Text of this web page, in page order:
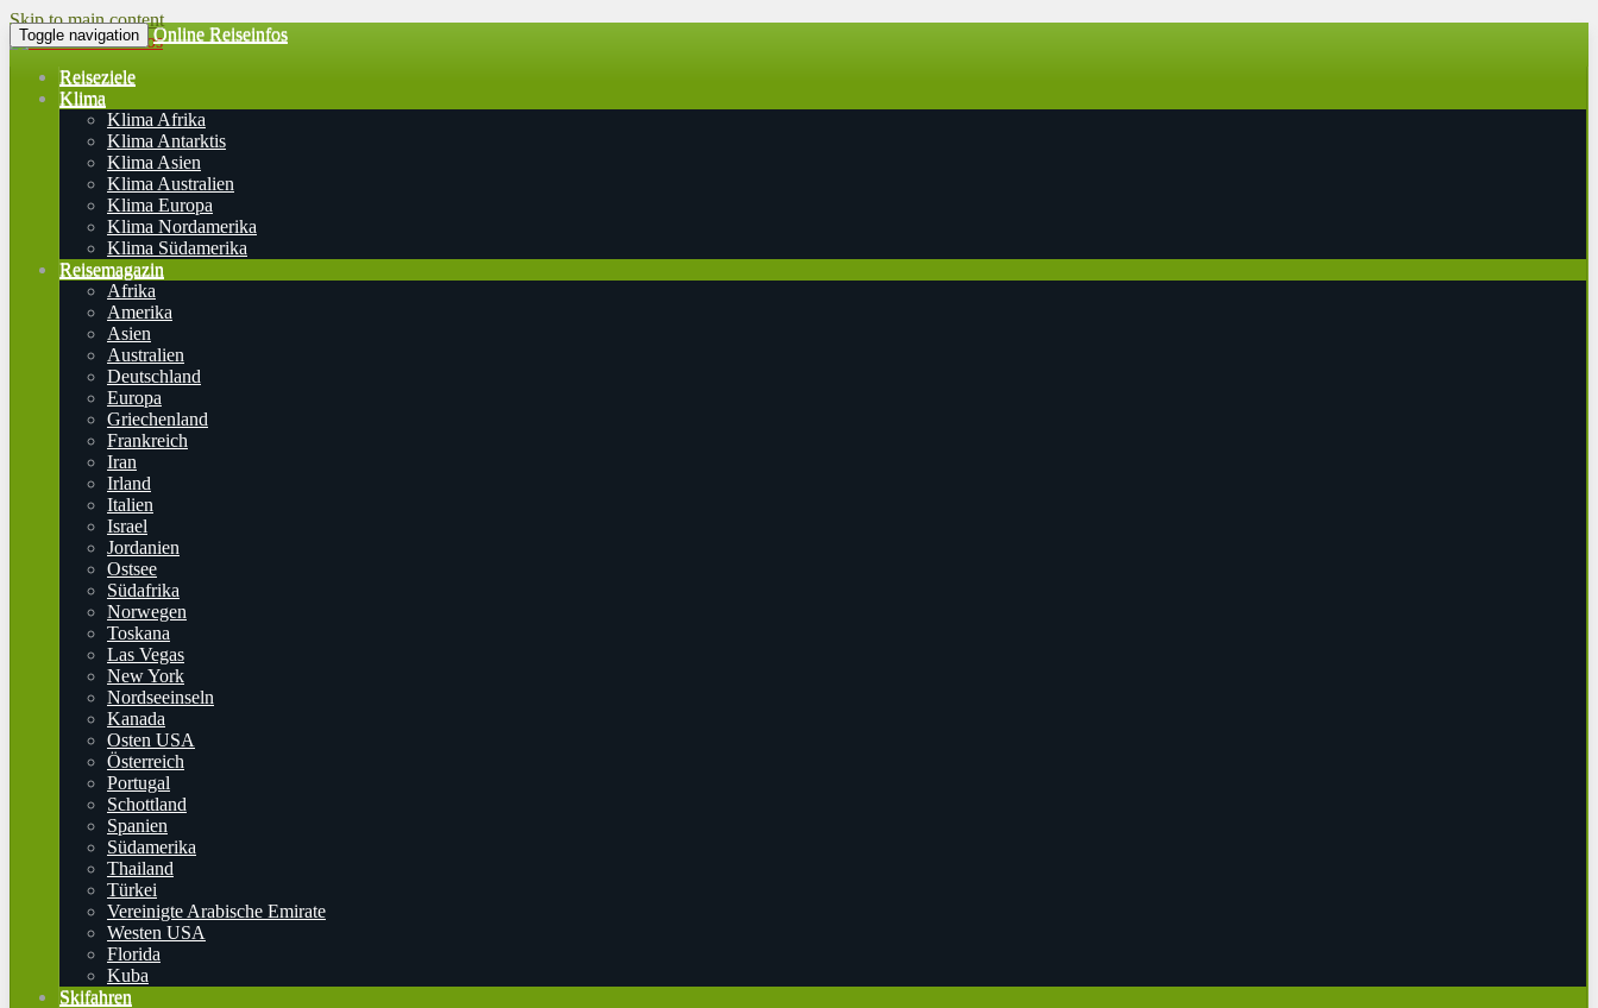
Skip to main content
Toggle navigation Online Reiseinfos
Reiseziele
Klima
Klima Afrika
Klima Antarktis
Klima Asien
Klima Australien
Klima Europa
Klima Nordamerika
Klima Südamerika
Reisemagazin
Afrika
Amerika
Asien
Australien
Deutschland
Europa
Griechenland
Frankreich
Iran
Irland
Italien
Israel
Jordanien
Ostsee
Südafrika
Norwegen
Toskana
Las Vegas
New York
Nordseeinseln
Kanada
Osten USA
Österreich
Portugal
Schottland
Spanien
Südamerika
Thailand
Türkei
Vereinigte Arabische Emirate
Westen USA
Florida
Kuba
Skifahren